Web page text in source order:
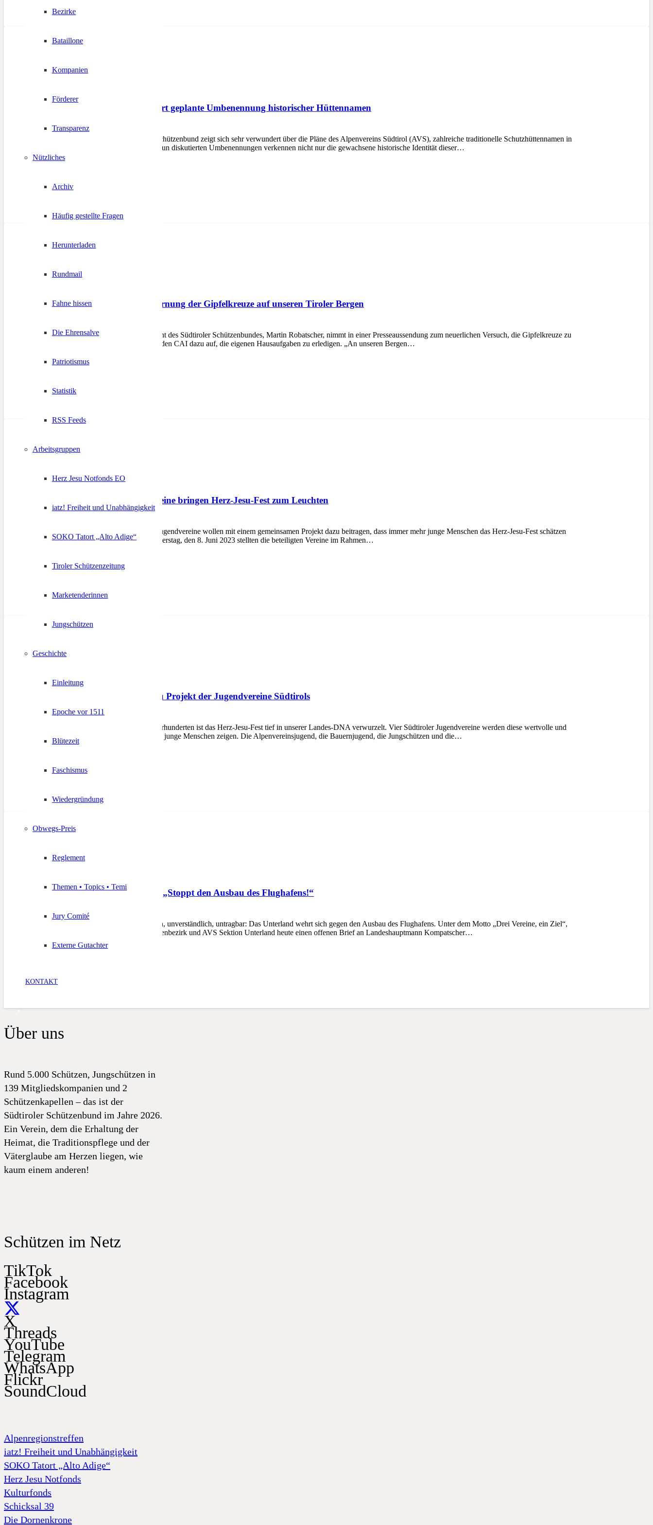
Bezirke
Bataillone
Kompanien
Förderer
Transparenz
Nützliches
Archiv
Häufig gestellte Fragen
Herunterladen
Rundmail
Fahne hissen
Die Ehrensalve
Patriotismus
Statistik
RSS Feeds
Arbeitsgruppen
Herz Jesu Notfonds EO
iatz! Freiheit und Unabhängigkeit
SOKO Tatort „Alto Adige“
Tiroler Schützenzeitung
Marketenderinnen
Jungschützen
Geschichte
Einleitung
Epoche vor 1511
Blütezeit
Faschismus
Wiedergründung
Obwegs-Preis
Reglement
Themen • Topics • Temi
Jury Comité
Externe Gutachter
KONTAKT
Schützenbund kritisiert geplante Umbenennung historischer Hüttennamen
5. Juli 2025
BOZEN – Der Südtiroler Schützenbund zeigt sich sehr verwundert über die Pläne des Alpenvereins Südtirol (AVS), zahlreiche traditionelle Schutzhüttennamen in
Südtirol zu verändern. Die nun diskutierten Umbenennungen verkennen nicht nur die gewachsene historische Identität dieser…
Klares Nein zur Entfernung der Gipfelkreuze auf unseren Tiroler Bergen
BOZEN – Der Kulturreferent des Südtiroler Schützenbundes, Martin Robatscher, nimmt in einer Presseaussendung zum neuerlichen Versuch, die Gipfelkreuze zu
entfernen, Stellung und ruft den CAI dazu auf, die eigenen Hausaufgaben zu erledigen. „An unseren Bergen…
Südtiroler Jugendvereine bringen Herz-Jesu-Fest zum Leuchten
BOZEN – Vier Südtiroler Jugendvereine wollen mit einem gemeinsamen Projekt dazu beitragen, dass immer mehr junge Menschen das Herz-Jesu-Fest schätzen
und lieben lernen. Am Donnerstag, den 8. Juni 2023 stellten die beteiligten Vereine im Rahmen…
Feuerherz – Herz-Jesu Projekt der Jugendvereine Südtirols
TIROL – Seit über zwei Jahrhunderten ist das Herz-Jesu-Fest tief in unserer Landes-DNA verwurzelt. Vier Südtiroler Jugendvereine werden diese wertvolle und
wunderschöne Tradition den junge Menschen zeigen. Die Alpenvereinsjugend, die Bauernjugend, die Jungschützen und die…
Drei Vereine, ein Ziel: „Stoppt den Ausbau des Flughafens!“
12. September 2019
BOZEN – Unverantwortlich, unverständlich, untragbar: Das Unterland wehrt sich gegen den Ausbau des Flughafens. Unter dem Motto „Drei Vereine, ein Ziel“,
stellten Bauernbund, Schützenbezirk und AVS Sektion Unterland heute einen offenen Brief an Landeshauptmann Kompatscher…
Über uns
Rund 5.000 Schützen, Jungschützen in
139 Mitgliedskompanien und 2
Schützenkapellen – das ist der
Südtiroler Schützenbund im Jahre 2026.
Ein Verein, dem die Erhaltung der
Heimat, die Traditionspflege und der
Väterglaube am Herzen liegen, wie
kaum einem anderen!
Schützen im Netz
TikTok
Facebook
Instagram
X
Threads
YouTube
Telegram
WhatsApp
Flickr
SoundCloud
Alpenregionstreffen
iatz! Freiheit und Unabhängigkeit
SOKO Tatort „Alto Adige“
Herz Jesu Notfonds
Kulturfonds
Schicksal 39
Die Dornenkrone